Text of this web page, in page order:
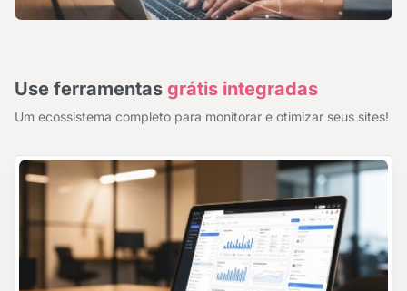
Use ferramentas grátis integradas
Um ecossistema completo para monitorar e otimizar seus sites!